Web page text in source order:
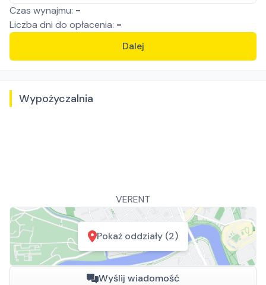
Czas wynajmu: -
Liczba dni do opłacenia: -
Dalej
Wypożyczalnia
VERENT
Pokaż oddziały (2)
Wyślij wiadomość